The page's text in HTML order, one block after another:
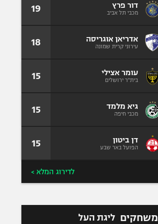
דור פרץ
מכבי תל אביב 19
אדריאן אוגריסה
עירוני קרית שמונה 18
עומר אצילי
בית"ר ירושלים 15
גיא מלמד
מכבי חיפה 15
דן ביטון
הפועל באר שבע 15
לדירוג המלא >
משחקים ליגת העל